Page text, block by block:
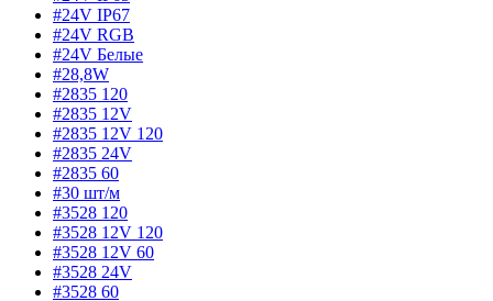
#24V IP67
#24V RGB
#24V Белые
#28,8W
#2835 120
#2835 12V
#2835 12V 120
#2835 24V
#2835 60
#30 шт/м
#3528 120
#3528 12V 120
#3528 12V 60
#3528 24V
#3528 60